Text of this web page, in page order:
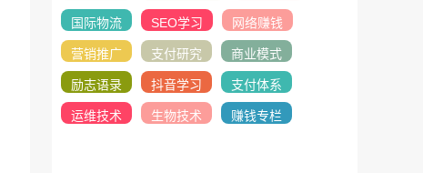
国际物流 SEO学习 网络赚钱
营销推广 支付研究 商业模式
励志语录 抖音学习 支付体系
运维技术 生物技术 赚钱专栏